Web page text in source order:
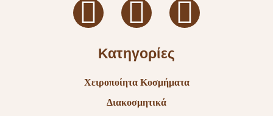
Κατηγορίες
Χειροποίητα Κοσμήματα
Διακοσμητικά